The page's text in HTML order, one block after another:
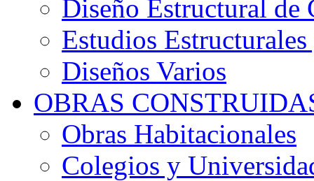
Diseño Estructural de
Estudios
Diseños Varios
OBRAS
Obras Habitacionales
Colegios y